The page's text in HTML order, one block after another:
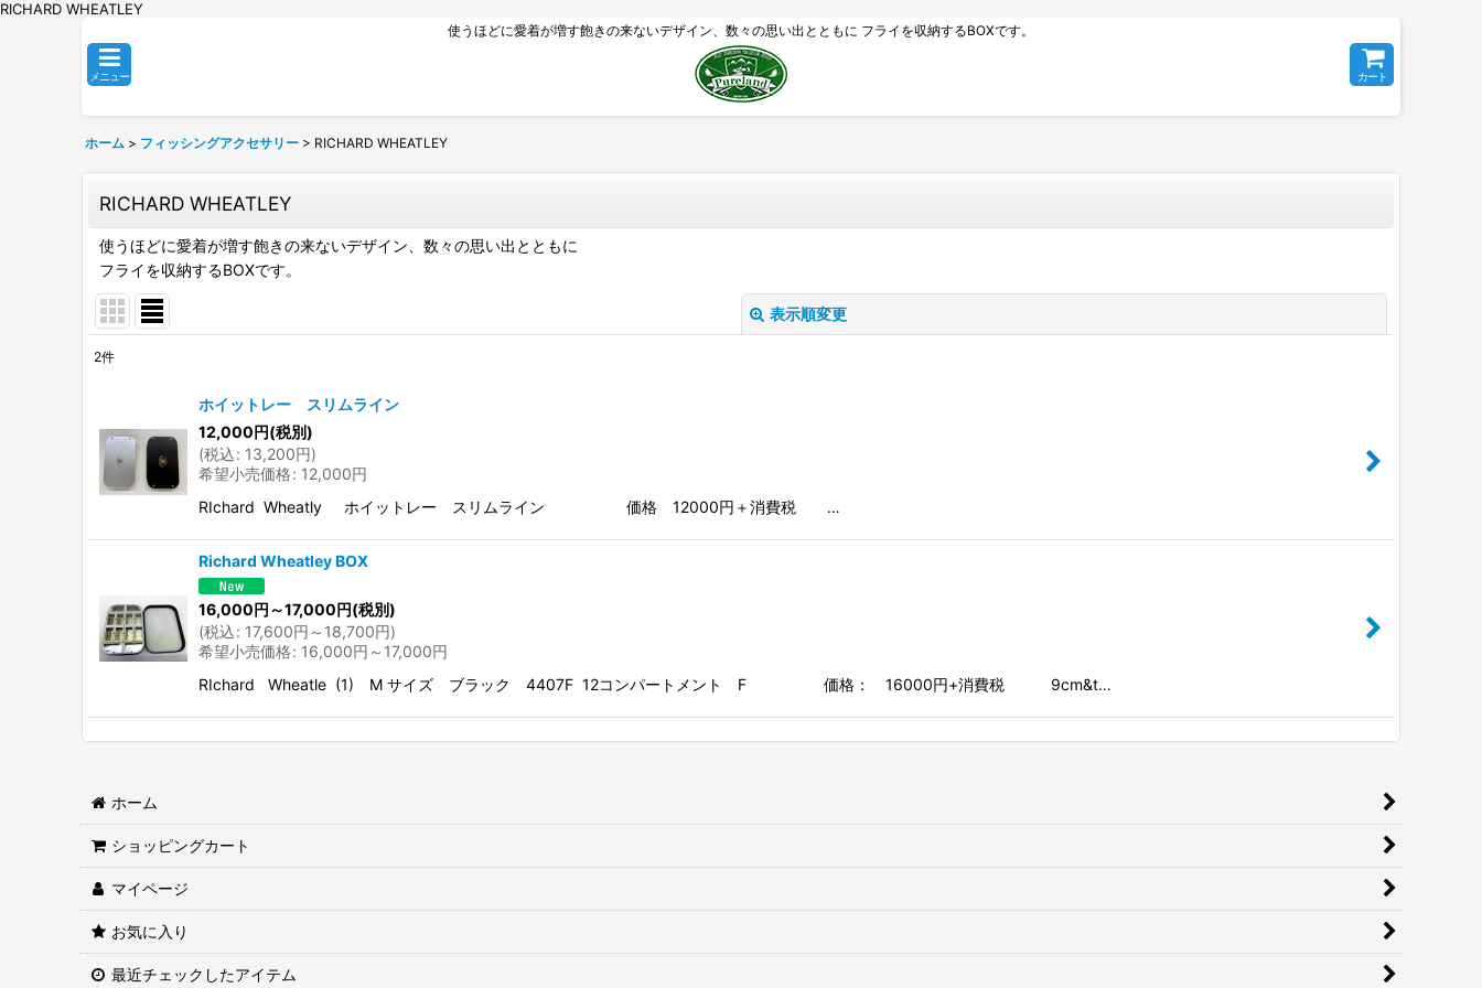
RICHARD WHEATLEY
使うほどに愛着が増す飽きの来ないデザイン、数々の思い出とともに フライを収納するBOXです。
メニュー カート
ホーム > フィッシングアクセサリー > RICHARD WHEATLEY
RICHARD WHEATLEY
使うほどに愛着が増す飽きの来ないデザイン、数々の思い出とともに
フライを収納するBOXです。
表示順変更
並び順:
絞り込む
2件
ホイットレー スリムライン
12,000円(税別)
(税込: 13,200円)
希望小売価格: 12,000円
RIchard Wheatly ホイットレー スリムライン 価格 12000円＋消費税 …
Richard Wheatley BOX
16,000円 ～17,000円(税別)
(税込: 17,600円 ～18,700円)
希望小売価格: 16,000円 ～17,000円
RIchard Wheatle (1) M サイズ ブラック 4407F 12コンパートメント F 価格： 16000円+消費税 9cm&t…
ホーム
ショッピングカート
マイページ
お気に入り
最近チェックしたアイテム